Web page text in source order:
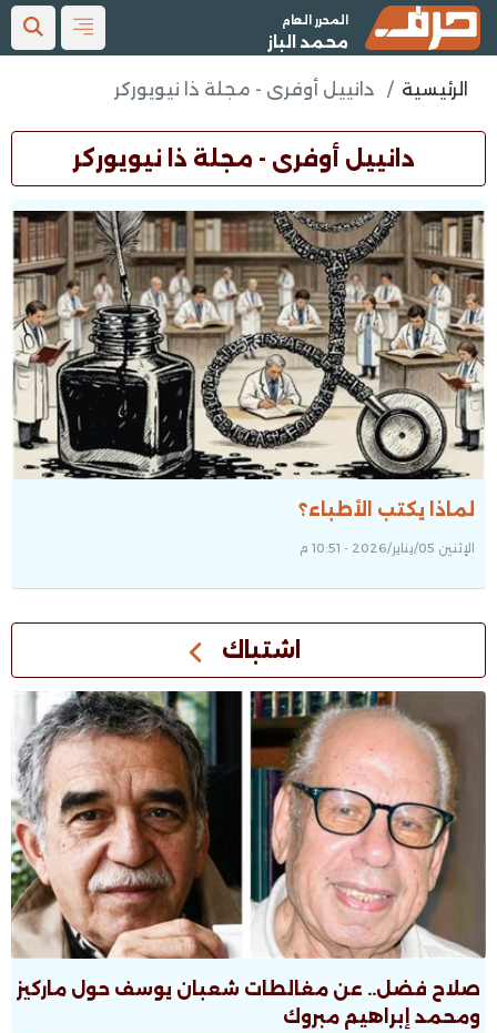
المحرر العام
محمد الباز
الرئيسية دانييل أوفرى - مجلة ذا نيويوركر
دانييل أوفرى - مجلة ذا نيويوركر
لماذا يكتب الأطباء؟
الإثنين 05/يناير/2026 - 10:51 م
اشتباك
صلاح فضل.. عن مغالطات شعبان يوسف حول ماركيز
ومحمد إبراهيم مبروك